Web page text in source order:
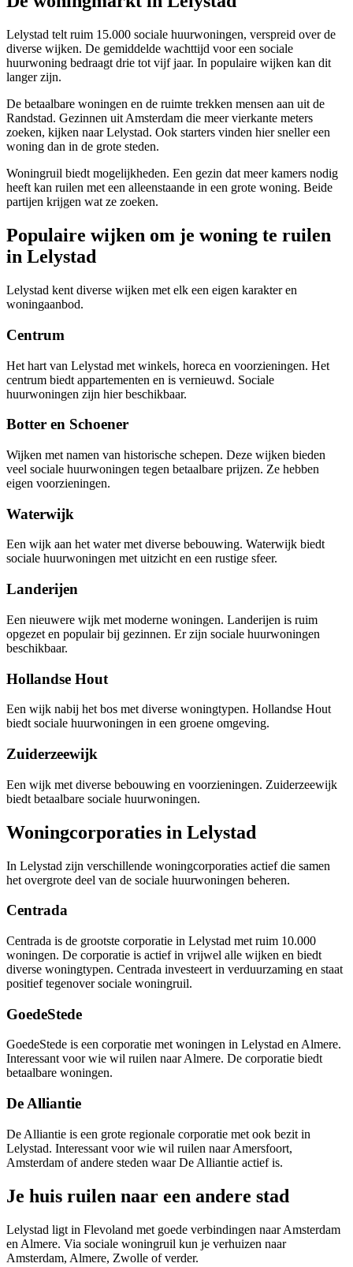
Lelystad telt ruim 15.000 sociale huurwoningen, verspreid over de
diverse wijken. De gemiddelde wachttijd voor een sociale
huurwoning bedraagt drie tot vijf jaar. In populaire wijken kan dit
langer zijn.
De betaalbare woningen en de ruimte trekken mensen aan uit de
Randstad. Gezinnen uit Amsterdam die meer vierkante meters
zoeken, kijken naar Lelystad. Ook starters vinden hier sneller een
woning dan in de grote steden.
Woningruil biedt mogelijkheden. Een gezin dat meer kamers nodig
heeft kan ruilen met een alleenstaande in een grote woning. Beide
partijen krijgen wat ze zoeken.
Populaire wijken om je woning te ruilen
in Lelystad
Lelystad kent diverse wijken met elk een eigen karakter en
woningaanbod.
Centrum
Het hart van Lelystad met winkels, horeca en voorzieningen. Het
centrum biedt appartementen en is vernieuwd. Sociale
huurwoningen zijn hier beschikbaar.
Botter en Schoener
Wijken met namen van historische schepen. Deze wijken bieden
veel sociale huurwoningen tegen betaalbare prijzen. Ze hebben
eigen voorzieningen.
Waterwijk
Een wijk aan het water met diverse bebouwing. Waterwijk biedt
sociale huurwoningen met uitzicht en een rustige sfeer.
Landerijen
Een nieuwere wijk met moderne woningen. Landerijen is ruim
opgezet en populair bij gezinnen. Er zijn sociale huurwoningen
beschikbaar.
Hollandse Hout
Een wijk nabij het bos met diverse woningtypen. Hollandse Hout
biedt sociale huurwoningen in een groene omgeving.
Zuiderzeewijk
Een wijk met diverse bebouwing en voorzieningen. Zuiderzeewijk
biedt betaalbare sociale huurwoningen.
Woningcorporaties in Lelystad
In Lelystad zijn verschillende woningcorporaties actief die samen
het overgrote deel van de sociale huurwoningen beheren.
Centrada
Centrada is de grootste corporatie in Lelystad met ruim 10.000
woningen. De corporatie is actief in vrijwel alle wijken en biedt
diverse woningtypen. Centrada investeert in verduurzaming en staat
positief tegenover sociale woningruil.
GoedeStede
GoedeStede is een corporatie met woningen in Lelystad en Almere.
Interessant voor wie wil ruilen naar Almere. De corporatie biedt
betaalbare woningen.
De Alliantie
De Alliantie is een grote regionale corporatie met ook bezit in
Lelystad. Interessant voor wie wil ruilen naarAmersfoort,
Amsterdam of andere steden waar De Alliantie actief is.
Je huis ruilen naar een andere stad
Lelystad ligt in Flevoland met goede verbindingen naar Amsterdam
en Almere. Via sociale woningruil kun je verhuizen naar
Amsterdam, Almere, Zwolle of verder.